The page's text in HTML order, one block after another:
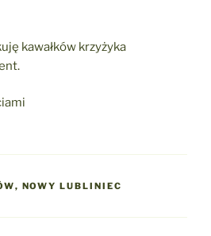
kawałków krzyżyka
, NOWY LUBLINIEC